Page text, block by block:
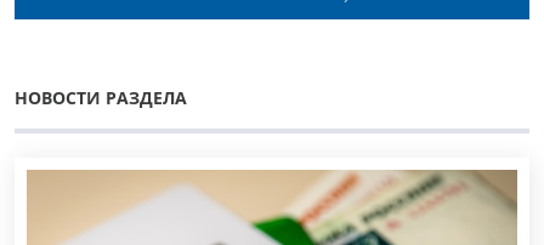
НОВОСТИ РАЗДЕЛА